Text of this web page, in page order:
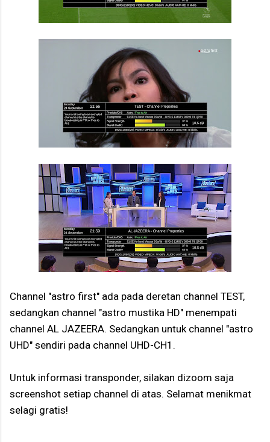
Channel "astro first" ada pada deretan channel TEST,
sedangkan channel "astro mustika HD" menempati
channel AL JAZEERA. Sedangkan untuk channel "astro
UHD" sendiri pada channel UHD-CH1.
Untuk informasi transponder, silakan dizoom saja
screenshot setiap channel di atas. Selamat menikmat
selagi gratis!